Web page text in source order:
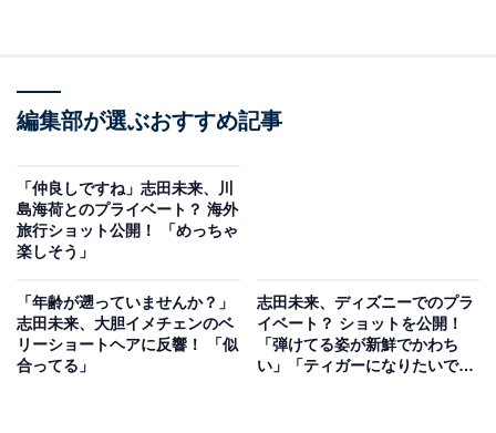
編集部が選ぶおすすめ記事
「仲良しですね」志田未来、川
島海荷とのプライベート？ 海外
旅行ショット公開！ 「めっちゃ
楽しそう」
「年齢が遡っていませんか？」
志田未来、大胆イメチェンのベ
リーショートヘアに反響！ 「似
合ってる」
志田未来、ディズニーでのプラ
イベート？ ショットを公開！
「弾けてる姿が新鮮でかわち
い」「ティガーになりたいで